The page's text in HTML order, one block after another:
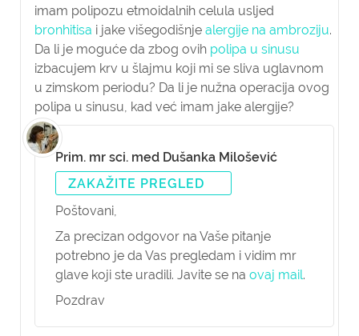
imam polipozu etmoidalnih celula usljed
bronhitisa i jake višegodišnje alergije na ambroziju.
Da li je moguće da zbog ovih polipa u sinusu
izbacujem krv u šlajmu koji mi se sliva uglavnom
u zimskom periodu? Da li je nužna operacija ovog
polipa u sinusu, kad već imam jake alergije?
Prim. mr sci. med Dušanka Milošević
ZAKAŽITE PREGLED
Poštovani,
Za precizan odgovor na Vaše pitanje
potrebno je da Vas pregledam i vidim mr
glave koji ste uradili. Javite se na ovaj mail.
Pozdrav